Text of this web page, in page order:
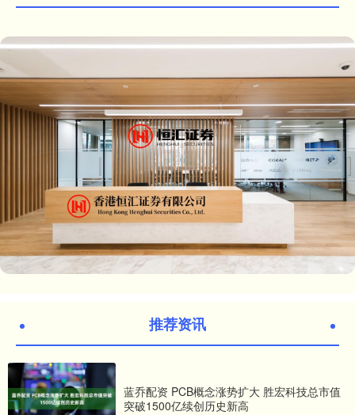
推荐资讯
蓝乔配资 PCB概念涨势扩大 胜宏科技总市值
突破1500亿续创历史新高